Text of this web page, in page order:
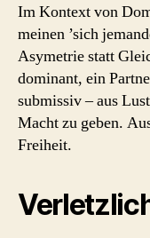
Im Kontext von
meinen ’sich
Asymetrie statt
dominant, ein
submissiv – aus
Macht zu geben.
Freiheit.